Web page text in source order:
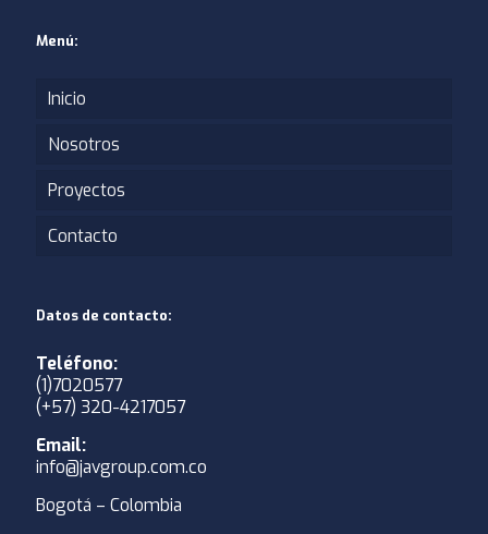
Menú:
Inicio
Nosotros
Proyectos
Contacto
Datos de contacto:
Teléfono:
(1)7020577
(+57) 320-4217057
Email:
info@javgroup.com.co
Bogotá – Colombia